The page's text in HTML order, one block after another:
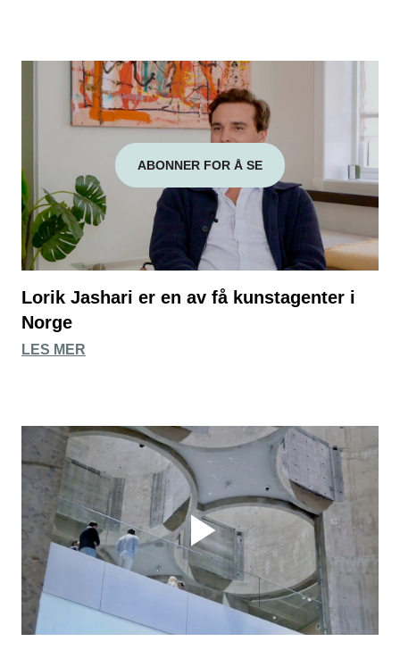
ABONNER FOR Å SE
Lorik Jashari er en av få kunstagenter i
Norge
LES MER